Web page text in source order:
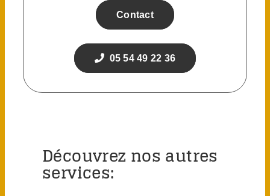
Contact
05 54 49 22 36
Découvrez nos autres
services: